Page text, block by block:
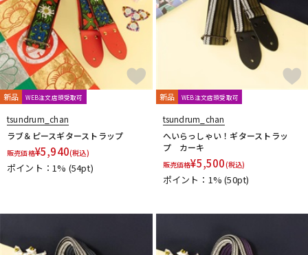
新品 WEB注文店頭受取可
tsundrum_chan
ラブ＆ピースギターストラップ
販売価格¥5,940(税込)
ポイント：1% (54pt)
新品 WEB注文店頭受取可
tsundrum_chan
へいらっしゃい！ギターストラッ
プ カーキ
販売価格¥5,500(税込)
ポイント：1%(50pt)